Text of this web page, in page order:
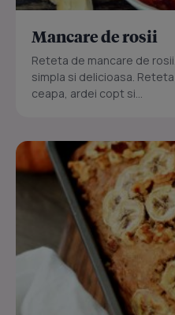
Mancare de rosii
Reteta de mancare de
simpla si delicioasa.
ceapa, ardei copt si...